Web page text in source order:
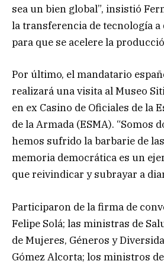
sea un bien global”, insistió
la transferencia de tecnología a
para que se acelere la
Por último, el mandatario
realizará una visita al Museo
en ex Casino de Oficiales de la
de la Armada (ESMA). “Somos
hemos sufrido la barbarie de
memoria democrática es un
que reivindicar y subrayar a
Participaron de la firma de
Felipe Solá; las ministras de
de Mujeres, Géneros y
Gómez Alcorta; los ministros